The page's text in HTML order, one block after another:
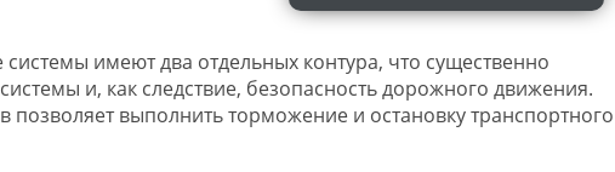
имеют два отдельных контура, что существенно
и, как следствие, безопасность дорожного движения.
выполнить торможение и остановку транспортного